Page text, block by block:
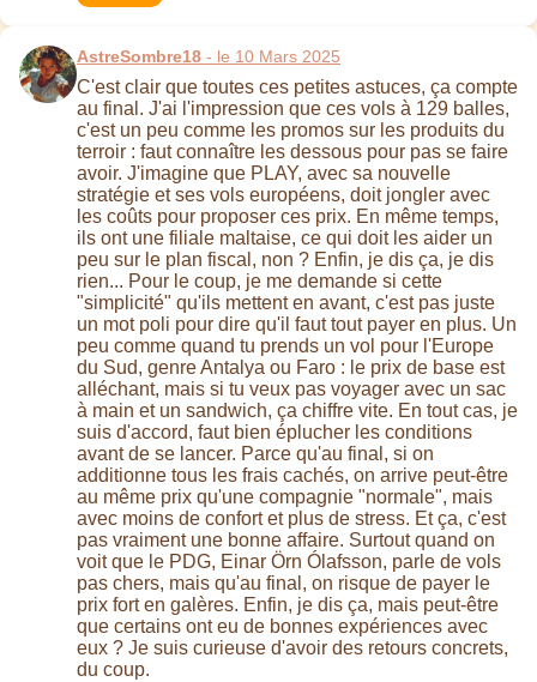
AstreSombre18 - le 10 Mars 2025
C'est clair que toutes ces petites astuces, ça compte
au final. J'ai l'impression que ces vols à 129 balles,
c'est un peu comme les promos sur les produits du
terroir : faut connaître les dessous pour pas se faire
avoir. J'imagine que PLAY, avec sa nouvelle
stratégie et ses vols européens, doit jongler avec
les coûts pour proposer ces prix. En même temps,
ils ont une filiale maltaise, ce qui doit les aider un
peu sur le plan fiscal, non ? Enfin, je dis ça, je dis
rien... Pour le coup, je me demande si cette
"simplicité" qu'ils mettent en avant, c'est pas juste
un mot poli pour dire qu'il faut tout payer en plus. Un
peu comme quand tu prends un vol pour l'Europe
du Sud, genre Antalya ou Faro : le prix de base est
alléchant, mais si tu veux pas voyager avec un sac
à main et un sandwich, ça chiffre vite. En tout cas, je
suis d'accord, faut bien éplucher les conditions
avant de se lancer. Parce qu'au final, si on
additionne tous les frais cachés, on arrive peut-être
au même prix qu'une compagnie "normale", mais
avec moins de confort et plus de stress. Et ça, c'est
pas vraiment une bonne affaire. Surtout quand on
voit que le PDG, Einar Örn Ólafsson, parle de vols
pas chers, mais qu'au final, on risque de payer le
prix fort en galères. Enfin, je dis ça, mais peut-être
que certains ont eu de bonnes expériences avec
eux ? Je suis curieuse d'avoir des retours concrets,
du coup.